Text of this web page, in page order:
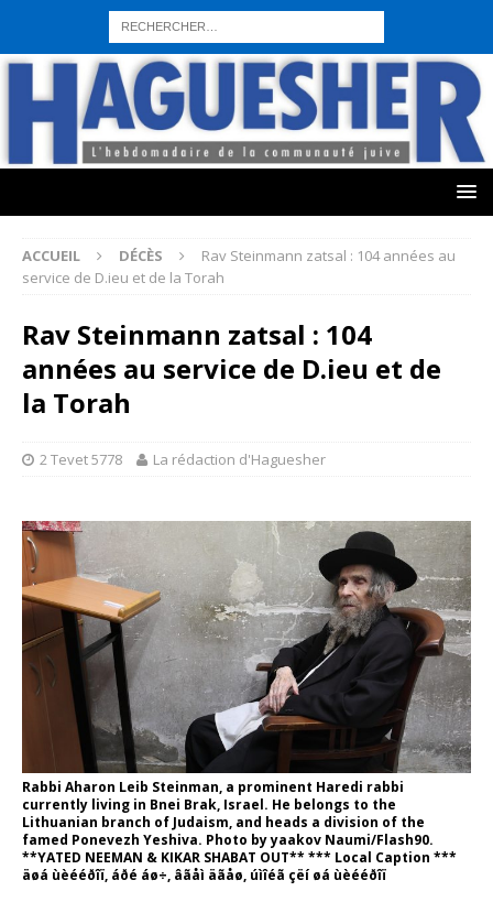
sohbet hattı numarası seks hattı numara istanbul escort bayanlar
sohbet hattı numaralar seks hattı numaralar"
numaraları sohbet hattı sex hattı telefonda seks numara sıcak sex
sohbet hattı canlı sohbet hatları sohbet numaraları
ucuz
sex sohbet hattı numaraları
yeni casino siteleri
ACCUEIL DÉCÈS
Rav Steinmann zatsal : 104 années au
service de D.ieu et de la Torah
Rav Steinmann zatsal : 104
années au service de D.ieu et de
la Torah
2 Tevet 5778 La rédaction d'Haguesher
Rabbi Aharon Leib Steinman, a prominent Haredi rabbi
currently living in Bnei Brak, Israel. He belongs to the
Lithuanian branch of Judaism, and heads a division of the
famed Ponevezh Yeshiva. Photo by yaakov Naumi/Flash90.
**YATED NEEMAN & KIKAR SHABAT OUT** *** Local Caption ***
äøá ùèééðîï, áðé áø÷, âãåì äãåø, úìîéã çëí øá ùèééðîï